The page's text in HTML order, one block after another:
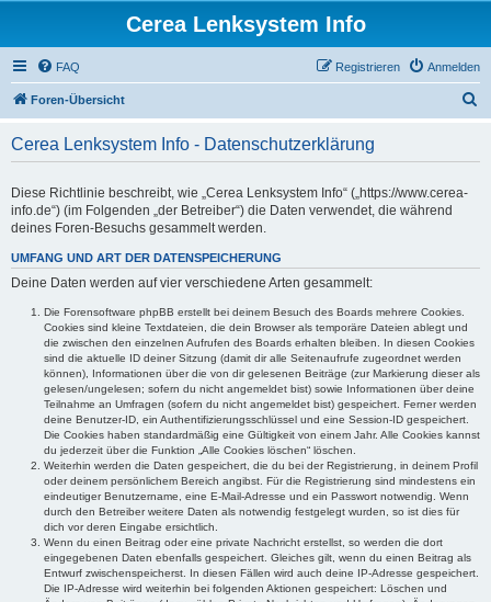
Cerea Lenksystem Info
FAQ Anmelden
Registrieren
Foren-Übersicht
Cerea Lenksystem Info - Datenschutzerklärung
Diese Richtlinie beschreibt, wie „Cerea Lenksystem Info“ („https://www.cerea-
info.de“) (im Folgenden „der Betreiber“) die Daten verwendet, die während
deines Foren-Besuchs gesammelt werden.
UMFANG UND ART DER DATENSPEICHERUNG
Deine Daten werden auf vier verschiedene Arten gesammelt:
Die Forensoftware phpBB erstellt bei deinem Besuch des Boards mehrere Cookies.
Cookies sind kleine Textdateien, die dein Browser als temporäre Dateien ablegt und
die zwischen den einzelnen Aufrufen des Boards erhalten bleiben. In diesen Cookies
sind die aktuelle ID deiner Sitzung (damit dir alle Seitenaufrufe zugeordnet werden
können), Informationen über die von dir gelesenen Beiträge (zur Markierung dieser als
gelesen/ungelesen; sofern du nicht angemeldet bist) sowie Informationen über deine
Teilnahme an Umfragen (sofern du nicht angemeldet bist) gespeichert. Ferner werden
deine Benutzer-ID, ein Authentifizierungsschlüssel und eine Session-ID gespeichert.
Die Cookies haben standardmäßig eine Gültigkeit von einem Jahr. Alle Cookies kannst
du jederzeit über die Funktion „Alle Cookies löschen“ löschen.
Weiterhin werden die Daten gespeichert, die du bei der Registrierung, in deinem Profil
oder deinem persönlichem Bereich angibst. Für die Registrierung sind mindestens ein
eindeutiger Benutzername, eine E-Mail-Adresse und ein Passwort notwendig. Wenn
durch den Betreiber weitere Daten als notwendig festgelegt wurden, so ist dies für
dich vor deren Eingabe ersichtlich.
Wenn du einen Beitrag oder eine private Nachricht erstellst, so werden die dort
eingegebenen Daten ebenfalls gespeichert. Gleiches gilt, wenn du einen Beitrag als
Entwurf zwischenspeicherst. In diesen Fällen wird auch deine IP-Adresse gespeichert.
Die IP-Adresse wird weiterhin bei folgenden Aktionen gespeichert: Löschen und